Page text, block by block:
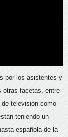
por los asistentes y
otras facetas, entre
de televisión como
teniendo un
española de la